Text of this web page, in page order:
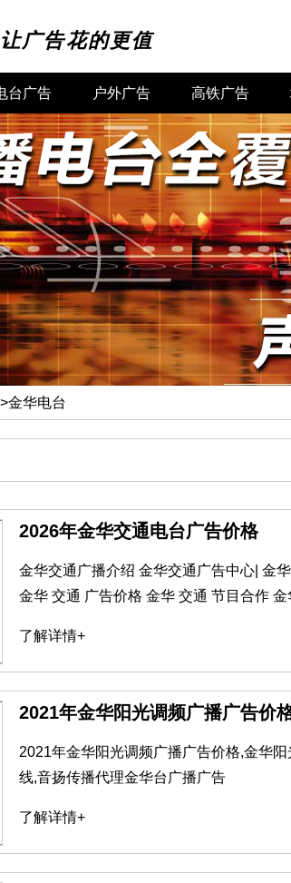
让广告花的更值
台广告 户外广告 高铁广告
金华电台
2026年金华交通电台广告价格
金华交通广播介绍 金华交通广告中心| 金
金华 交通 广告价格 金华 交通 节目合作
了解详情+
2021年金华阳光调频广播广告价
2021年金华阳光调频广播广告价格,金华
线,音扬传播代理金华台广播广告
了解详情+